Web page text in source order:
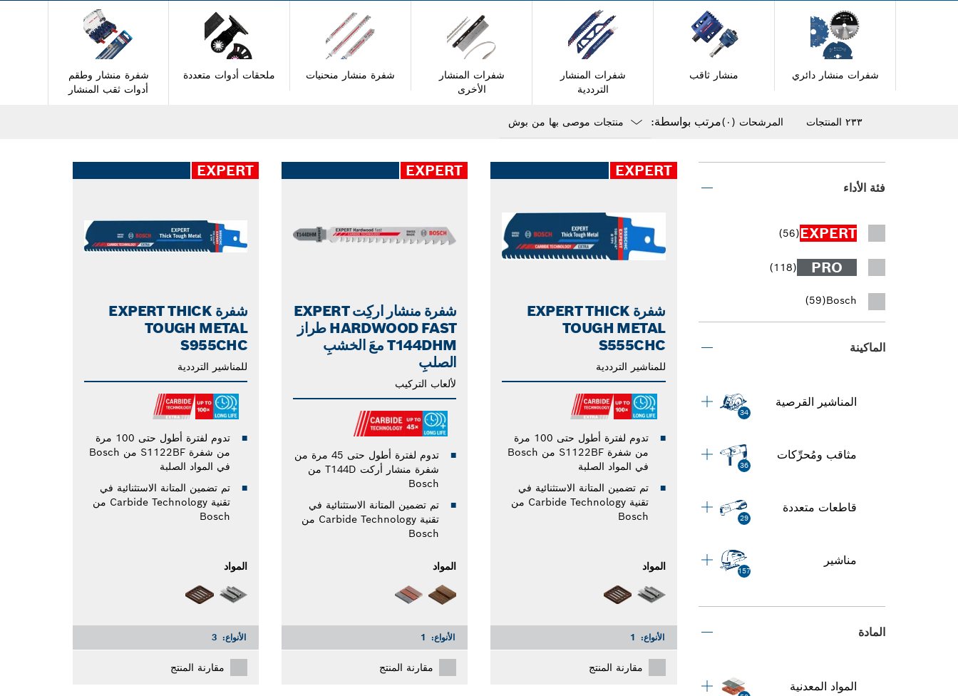
شفرات منشار دائري منشار ثاقب
شفرات المنشار
الترددية
شفرات المنشار
الأخرى
شفرة منشار منحنيات ملحقات أدوات متعددة
شفرة منشار وطقم
أدوات ثقب المنشار
٢٣٣ المنتجات المرشحات (٠) مرتب بواسطة:
closed
فئة الأداء
EXPERT
(56)
PRO
(118)
Bosch
(59)
الماكينة
المناشير القرصية
34
مثاقب ومُحرِّكات
36
قاطعات متعددة
29
مناشير
157
المادة
المواد المعدنية
EXPERT
شفرة EXPERT THICK
TOUGH METAL
S555CHC
للمناشير الترددية
تدوم لفترة أطول حتى 100 مرة
من شفرة S1122BF من Bosch
في المواد الصلبة
تم تضمين المتانة الاستثنائية في
تقنية Carbide Technology من
Bosch
المواد
الأنواع: 1
مقارنة المنتج
EXPERT
شفرة منشار اركِت EXPERT
HARDWOOD FAST طراز
T144DHM معَ الخشبِ
الصلبِ
لألعاب التركيب
تدوم لفترة أطول حتى 45 مرة من
شفرة منشار أركت T144D من
Bosch
تم تضمين المتانة الاستثنائية في
تقنية Carbide Technology من
Bosch
المواد
الأنواع: 1
مقارنة المنتج
EXPERT
شفرة EXPERT THICK
TOUGH METAL
S955CHC
للمناشير الترددية
تدوم لفترة أطول حتى 100 مرة
من شفرة S1122BF من Bosch
في المواد الصلبة
تم تضمين المتانة الاستثنائية في
تقنية Carbide Technology من
Bosch
المواد
الأنواع: 3
مقارنة المنتج